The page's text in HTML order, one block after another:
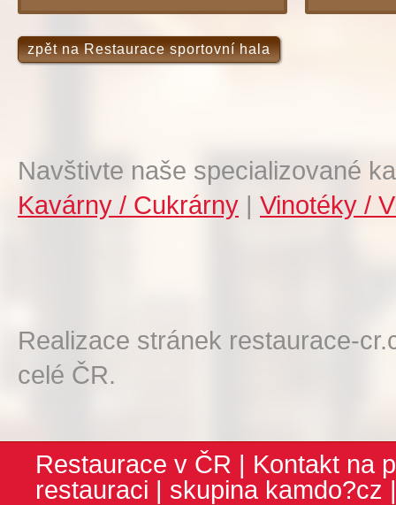
zpět na Restaurace sportovní hala
Navštivte naše specializované
Kavárny / Cukrárny | Vinotéky /
Realizace stránek restaurace-
celé ČR.
Restaurace v ČR | Kontakt na
restauraci | skupina kamdo?cz |